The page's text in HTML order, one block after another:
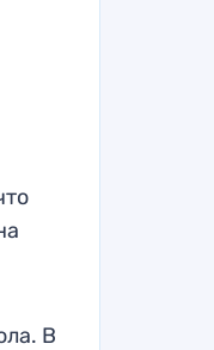
В